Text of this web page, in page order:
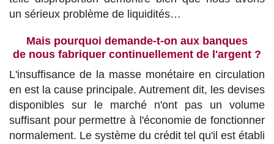
un sérieux problème de liquidités…
Mais pourquoi demande-t-on aux banques
de nous fabriquer continuellement de l'argent ?
L'insuffisance de la masse monétaire en circulation
en est la cause principale. Autrement dit, les devises
disponibles sur le marché n'ont pas un volume
suffisant pour permettre à l'économie de fonctionner
normalement. Le système du crédit tel qu'il est établi